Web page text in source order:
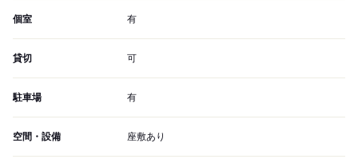
個室 有
貸切 可
駐車場 有
空間・設備 座敷あり